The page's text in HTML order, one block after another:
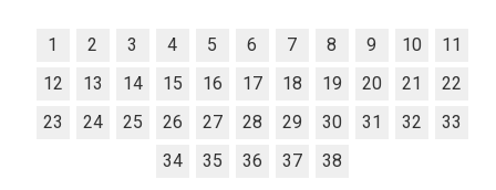
1 2 3 4 5 6 7 8 9 10
11
12
13 14 15 16 17 18 19 20 21
22
23
24 25 26 27 28 29 30 31 32
33
34
35 36 37 38